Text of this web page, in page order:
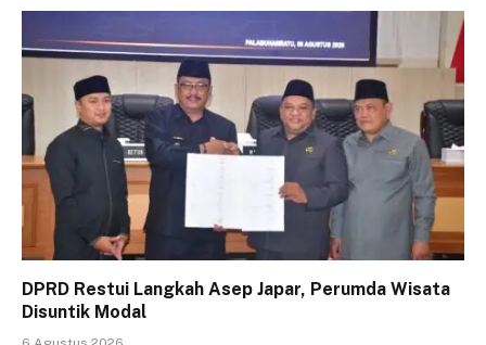
DPRD Restui Langkah Asep Japar, Perumda Wisata
Disuntik Modal